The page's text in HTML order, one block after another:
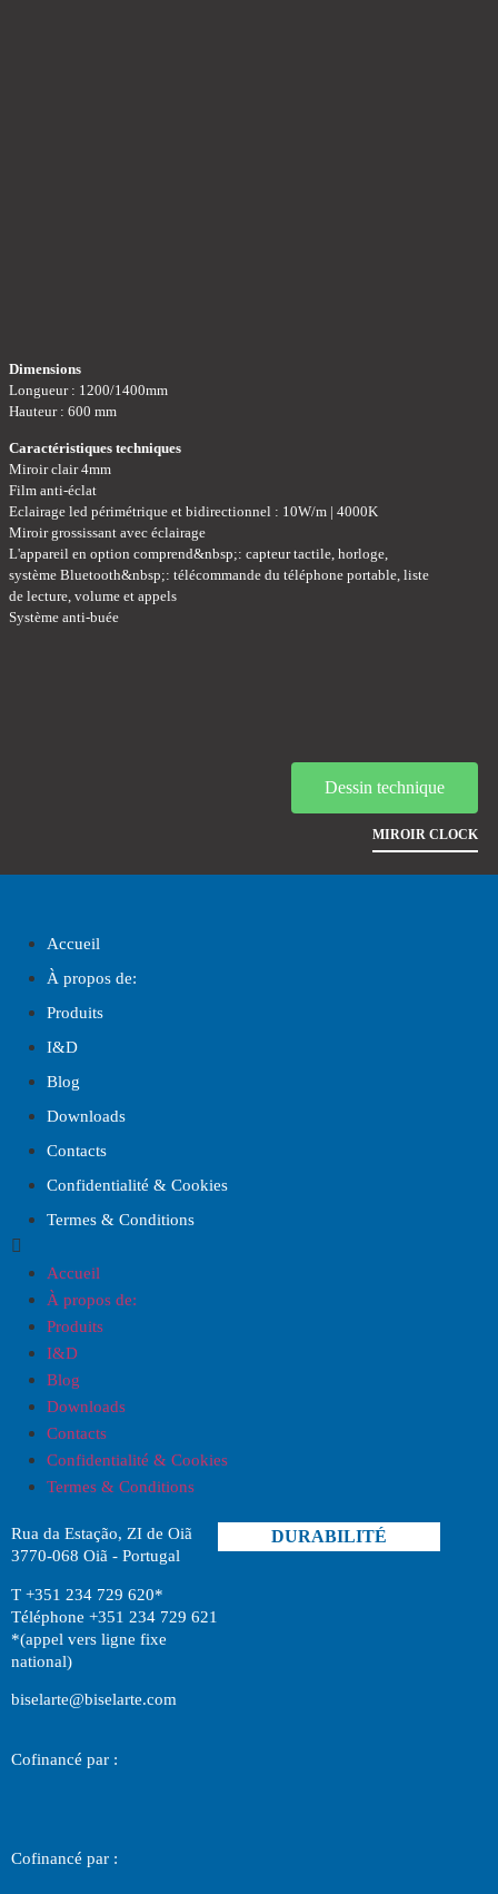
Dimensions
Longueur : 1200/1400mm
Hauteur : 600 mm
Caractéristiques techniques
Miroir clair 4mm
Film anti-éclat
Eclairage led périmétrique et bidirectionnel : 10W/m | 4000K
Miroir grossissant avec éclairage
L'appareil en option comprend&nbsp;: capteur tactile, horloge,
système Bluetooth&nbsp;: télécommande du téléphone portable, liste
de lecture, volume et appels
Système anti-buée
Dessin technique
MIROIR CLOCK
Accueil
À propos de:
Produits
I&D
Blog
Downloads
Contacts
Confidentialité & Cookies
Termes & Conditions
Accueil
À propos de:
Produits
I&D
Blog
Downloads
Contacts
Confidentialité & Cookies
Termes & Conditions
Rua da Estação, ZI de Oiã
3770-068 Oiã - Portugal
T +351 234 729 620*
Téléphone +351 234 729 621
*(appel vers ligne fixe
national)
biselarte@biselarte.com
DURABILITÉ
Cofinancé par :
Cofinancé par :